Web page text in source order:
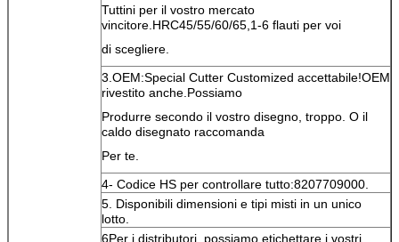
Tuttini per il vostro mercato
vincitore.HRC45/55/60/65,1-6 flauti per voi
di scegliere.
3.OEM:Special Cutter Customized accettabile!OEM
rivestito anche.Possiamo
Produrre secondo il vostro disegno, troppo. O il
caldo disegnato raccomanda
Per te.
4- Codice HS per controllare tutto:8207709000.
5. Disponibili dimensioni e tipi misti in un unico
lotto.
6Per i distributori, possiamo etichettare i vostri